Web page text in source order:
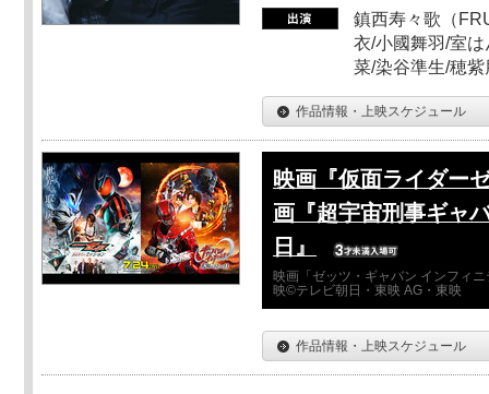
鎮西寿々歌（
衣/小國舞羽/室
菜/染谷準生/穂
作品情報・上映スケジュール
映画『仮面ライダー
画『超宇宙刑事ギャ
日』
映画「ゼッツ・ギャバン インフィ
映©テレビ朝日・東映 AG・東映
作品情報・上映スケジュール